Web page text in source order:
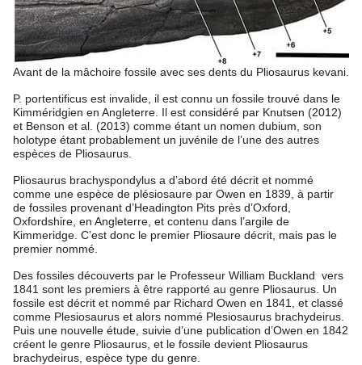
Avant de la mâchoire fossile avec ses dents du Pliosaurus kevani.
P. portentificus est invalide, il est connu un fossile trouvé dans le
Kimméridgien en Angleterre. Il est considéré par Knutsen (2012)
et Benson et al. (2013) comme étant un nomen dubium, son
holotype étant probablement un juvénile de l’une des autres
espèces de Pliosaurus.
Pliosaurus brachyspondylus a d’abord été décrit et nommé
comme une espèce de plésiosaure par Owen en 1839, à partir
de fossiles provenant d’Headington Pits près d’Oxford,
Oxfordshire, en Angleterre, et contenu dans l’argile de
Kimmeridge. C’est donc le premier Pliosaure décrit, mais pas le
premier nommé.
Des fossiles découverts par le Professeur William Buckland vers
1841 sont les premiers à être rapporté au genre Pliosaurus. Un
fossile est décrit et nommé par Richard Owen en 1841, et classé
comme Plesiosaurus et alors nommé Plesiosaurus brachydeirus.
Puis une nouvelle étude, suivie d’une publication d’Owen en 1842
créent le genre Pliosaurus, et le fossile devient Pliosaurus
brachydeirus, espèce type du genre.